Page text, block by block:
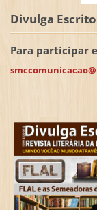
Divulga
Para participar